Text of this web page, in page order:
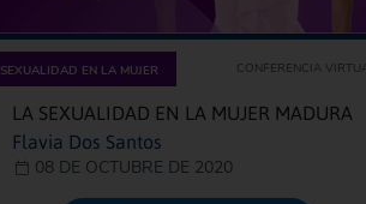
SEXUALIDAD EN LA MUJER CONFERENCIA
LA SEXUALIDAD EN LA MUJER MADURA
Flavia Dos Santos
08 DE OCTUBRE DE 2020